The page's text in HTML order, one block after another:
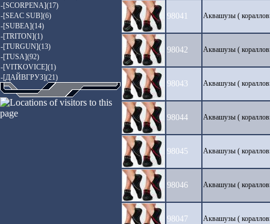
-[SCORPENA](17)
-[SEAC SUB](6)
-[SUBEA](14)
-[TRITON](1)
-[TURGUN](13)
-[TUSA](92)
-[VITKOVICE](1)
-[ДАЙВГРУЗ](21)
98041 Аквашузы (
98042 Аквашузы (
98043 Аквашузы (
98044 Аквашузы (
98045 Аквашузы (
98046 Аквашузы (
98047 Аквашузы (